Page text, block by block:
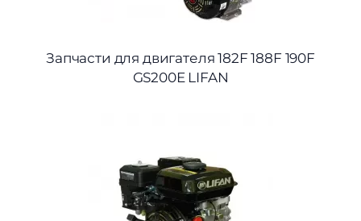
Запчасти для двигателя 182F 188F 190F
GS200E LIFAN